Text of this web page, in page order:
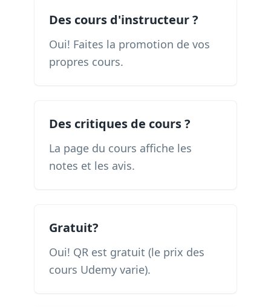
Des cours d'instructeur ?
Oui! Faites la promotion de vos
propres cours.
Des critiques de cours ?
La page du cours affiche les
notes et les avis.
Gratuit?
Oui! QR est gratuit (le prix des
cours Udemy varie).